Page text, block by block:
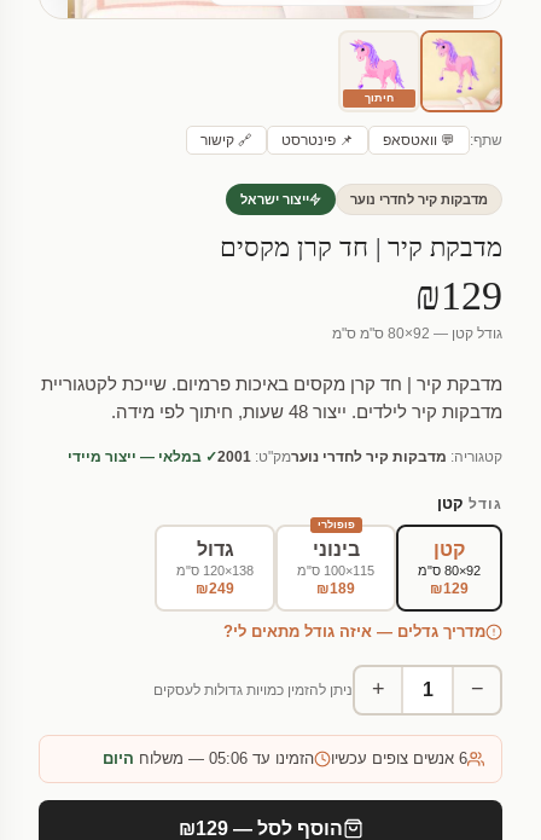
חיתוך
שתף: 💬 וואטסאפ 📌 פינטרסט 🔗 קישור
מדבקות קיר לחדרי נוער ייצור ישראל
מדבקת קיר | חד קרן מקסים
₪129
גודל קטן — 92×80 ס"מ ס"מ
מדבקת קיר | חד קרן מקסים באיכות פרמיום. שייכת לקטגוריית
מדבקות קיר לילדים. ייצור 48 שעות, חיתוך לפי מידה.
קטגוריה: מדבקות קיר לחדרי נוערמק"ט: 2001✓ במלאי — ייצור מיידי
גודל קטן
קטן
92×80 ס"מ
₪129
פופולרי
בינוני
115×100 ס"מ
₪189
גדול
138×120 ס"מ
₪249
מדריך גדלים — איזה גודל מתאים לי?
−
+ ניתן להזמין כמויות גדולות לעסקים
6 אנשים צופים עכשיו הזמינו עד 05:06 — משלוח היום
הוסף לסל — ₪129